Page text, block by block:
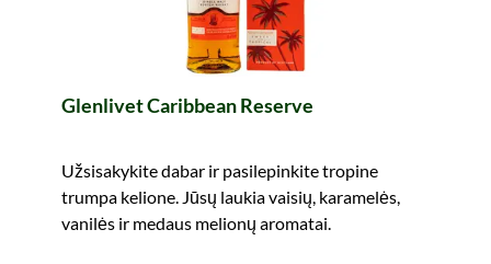
Glenlivet Caribbean Reserve
Užsisakykite dabar ir pasilepinkite tropine
trumpa kelione. Jūsų laukia vaisių, karamelės,
vanilės ir medaus melionų aromatai.